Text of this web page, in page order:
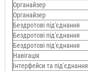
Органайзер
Органайзер
Бездротові під'єднання
Бездротові під'єднання
Бездротові під'єднання
Навігація
Інтерфейси та під'єднання